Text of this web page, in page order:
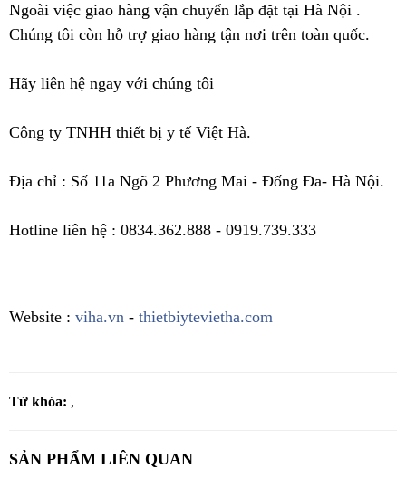
Ngoài việc giao hàng vận chuyển lắp đặt tại Hà Nội .
Chúng tôi còn hỗ trợ giao hàng tận nơi trên toàn quốc.
Hãy liên hệ ngay với chúng tôi
Công ty TNHH thiết bị y tế Việt Hà.
Địa chỉ : Số 11a Ngõ 2 Phương Mai - Đống Đa- Hà Nội.
Hotline liên hệ : 0834.362.888 - 0919.739.333
Website : viha.vn - thietbiytevietha.com
Từ khóa: ,
SẢN PHẨM LIÊN QUAN